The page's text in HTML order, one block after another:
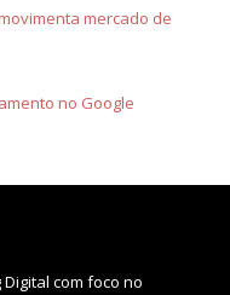
mercado de
no Google
com foco no